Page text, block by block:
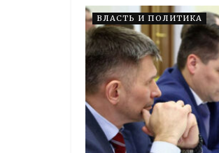
ВЛАСТЬ И ПОЛИТИКА